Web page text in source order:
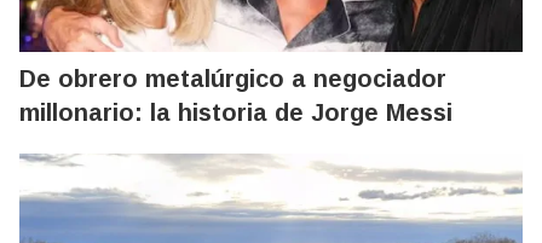
De obrero metalúrgico a negociador
millonario: la historia de Jorge Messi